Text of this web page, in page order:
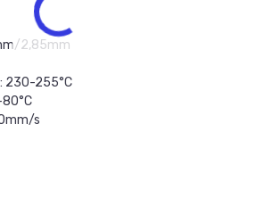
2,85mm
230-255°C
s